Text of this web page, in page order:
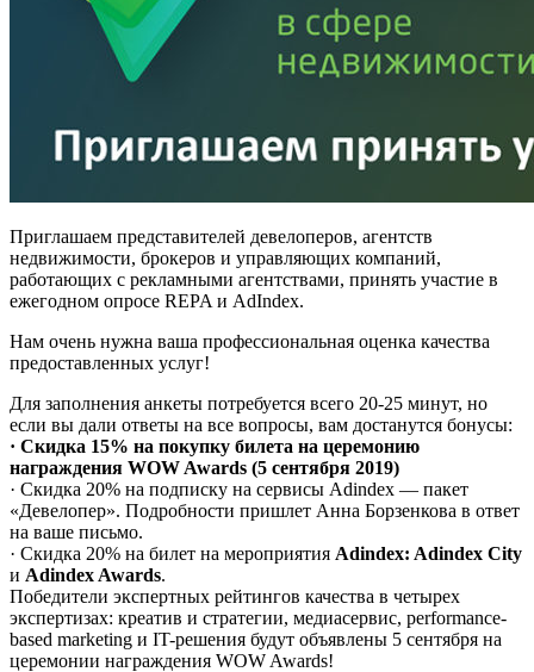
Приглашаем представителей девелоперов, агентств
недвижимости, брокеров и управляющих компаний,
работающих с рекламными агентствами, принять участие в
ежегодном опросе REPA и AdIndex.
Нам очень нужна ваша профессиональная оценка качества
предоставленных услуг!
Для заполнения анкеты потребуется всего 20-25 минут, но
если вы дали ответы на все вопросы, вам достанутся бонусы:
· Скидка 15% на покупку билета на церемонию
награждения WOW Awards (5 сентября 2019)
· Скидка 20% на подписку на сервисы Adindex — пакет
«Девелопер». Подробности пришлет Анна Борзенкова в ответ
на ваше письмо.
· Скидка 20% на билет на мероприятия Adindex: Adindex City
и Adindex Awards.
Победители экспертных рейтингов качества в четырех
экспертизах: креатив и стратегии, медиасервис, performance-
based marketing и IT-решения будут объявлены 5 сентября на
церемонии награждения WOW Awards!